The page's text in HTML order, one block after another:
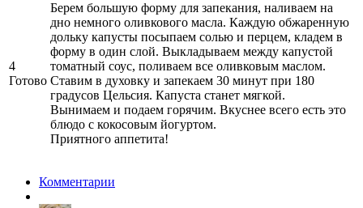
4
Готово
Берем большую форму для запекания, наливаем на
дно немного оливкового масла. Каждую обжаренную
дольку капусты посыпаем солью и перцем, кладем в
форму в один слой. Выкладываем между капустой
томатный соус, поливаем все оливковым маслом.
Ставим в духовку и запекаем 30 минут при 180
градусов Цельсия. Капуста станет мягкой.
Вынимаем и подаем горячим. Вкуснее всего есть это
блюдо с кокосовым йогуртом.
Приятного аппетита!
Комментарии